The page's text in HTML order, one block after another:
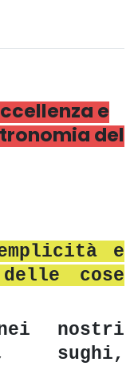
e
del
e
cose
nei nostri
sughi,